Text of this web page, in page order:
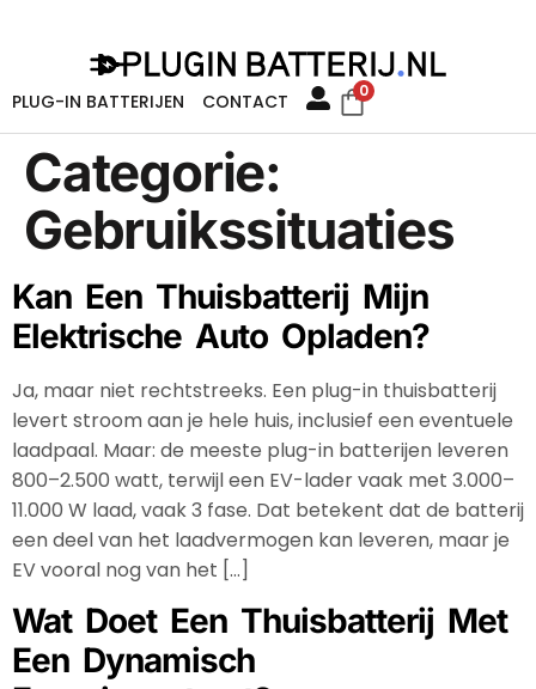
PLUG-IN BATTERIJEN CONTACT 0
Categorie:
Gebruikssituaties
Kan Een Thuisbatterij Mijn
Elektrische Auto Opladen?
Ja, maar niet rechtstreeks. Een plug-in thuisbatterij
levert stroom aan je hele huis, inclusief een eventuele
laadpaal. Maar: de meeste plug-in batterijen leveren
800–2.500 watt, terwijl een EV-lader vaak met 3.000–
11.000 W laad, vaak 3 fase. Dat betekent dat de batterij
een deel van het laadvermogen kan leveren, maar je
EV vooral nog van het […]
Wat Doet Een Thuisbatterij Met
Een Dynamisch